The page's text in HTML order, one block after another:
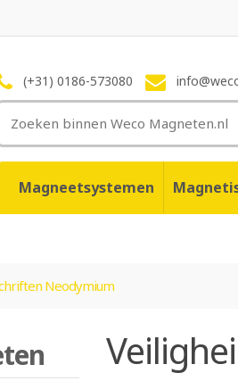
(+31) 0186-573080
Magneetsystemen
Neodymium